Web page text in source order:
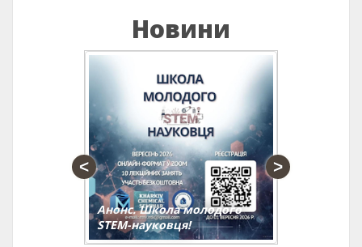
Новини
Анонс. Школа молодого
STEM-науковця!